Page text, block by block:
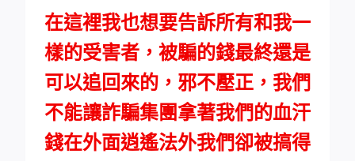
在這裡我也想要告訴所有和我一
樣的受害者，被騙的錢最終還是
可以追回來的，邪不壓正，我們
不能讓詐騙集團拿著我們的血汗
錢在外面逍遙法外我們卻被搞得